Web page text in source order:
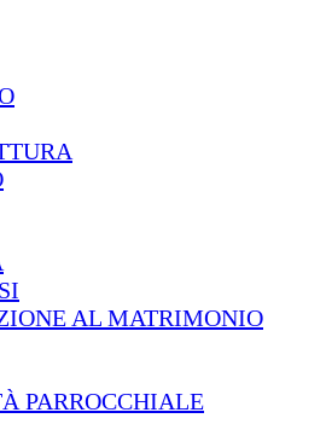
AL MATRIMONIO
PARROCCHIALE